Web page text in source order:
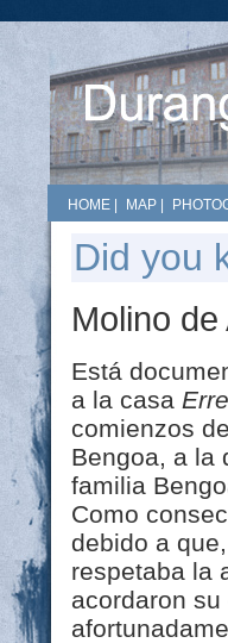
HOME MAP
Did you
Molino
Está
a la casa
comienzos
Bengoa, a la
familia
Como
debido a
respetaba la
acordaron